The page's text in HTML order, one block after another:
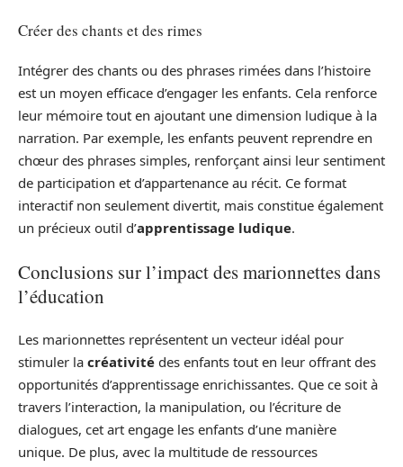
Créer des chants et des rimes
Intégrer des chants ou des phrases rimées dans l’histoire
est un moyen efficace d’engager les enfants. Cela renforce
leur mémoire tout en ajoutant une dimension ludique à la
narration. Par exemple, les enfants peuvent reprendre en
chœur des phrases simples, renforçant ainsi leur sentiment
de participation et d’appartenance au récit. Ce format
interactif non seulement divertit, mais constitue également
un précieux outil d’apprentissage ludique.
Conclusions sur l’impact des marionnettes dans
l’éducation
Les marionnettes représentent un vecteur idéal pour
stimuler la créativité des enfants tout en leur offrant des
opportunités d’apprentissage enrichissantes. Que ce soit à
travers l’interaction, la manipulation, ou l’écriture de
dialogues, cet art engage les enfants d’une manière
unique. De plus, avec la multitude de ressources